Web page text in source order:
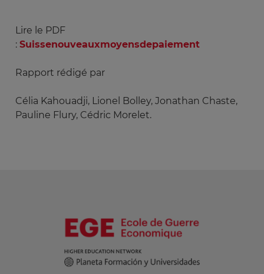
Lire le PDF
: Suissenouveauxmoyensdepaiement
Rapport rédigé par
Célia Kahouadji, Lionel Bolley, Jonathan Chaste,
Pauline Flury, Cédric Morelet.